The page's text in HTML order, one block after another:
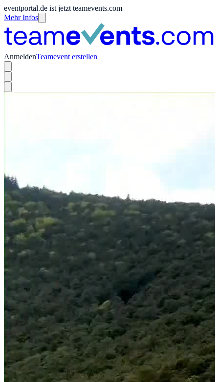
eventportal.de ist jetzt teamevents.com
Mehr Infos
AnmeldenTeamevent erstellen
Jetzt anfragen